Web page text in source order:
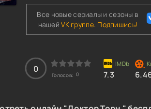
Все новые сериалы и сезоны в
нашейVK группе. Подпишись!
0
Голосов: 0 7.3